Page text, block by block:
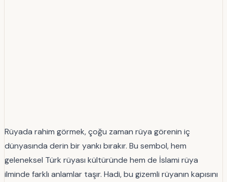
Rüyada rahim görmek, çoğu zaman rüya görenin iç
dünyasında derin bir yankı bırakır. Bu sembol, hem
geleneksel Türk rüyası kültüründe hem de İslami rüya
ilminde farklı anlamlar taşır. Hadi, bu gizemli rüyanın kapısını